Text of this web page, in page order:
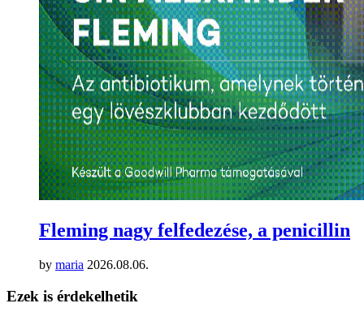
Fleming nagy felfedezése, a penicillin
by maria 2026.08.06.
Ezek is érdekelhetik